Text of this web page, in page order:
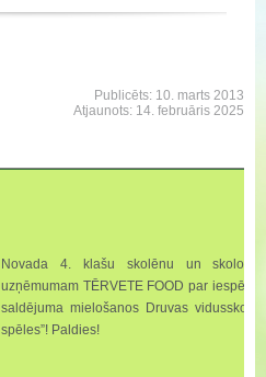
Publicēts: 10. marts 2013
Atjaunots: 14. februāris 2025
Novada 4. klašu skolēnu un
uzņēmumam TĒRVETE FOOD par iespēju
saldējuma mielošanos Druvas vidusskolā
spēles”! Paldies!